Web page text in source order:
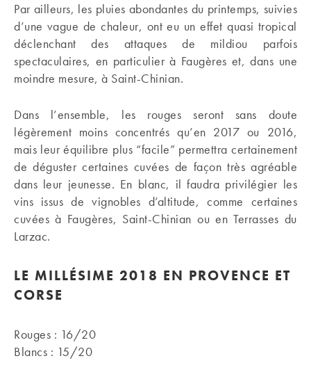
Par ailleurs, les pluies abondantes du printemps, suivies
d’une vague de chaleur, ont eu un effet quasi tropical
déclenchant des attaques de mildiou parfois
spectaculaires, en particulier à Faugères et, dans une
moindre mesure, à Saint-Chinian.
Dans l’ensemble, les rouges seront sans doute
légèrement moins concentrés qu’en 2017 ou 2016,
mais leur équilibre plus “facile” permettra certainement
de déguster certaines cuvées de façon très agréable
dans leur jeunesse. En blanc, il faudra privilégier les
vins issus de vignobles d’altitude, comme certaines
cuvées à Faugères, Saint-Chinian ou en Terrasses du
Larzac.
LE MILLÉSIME 2018 EN PROVENCE ET
CORSE
Rouges : 16/20
Blancs : 15/20